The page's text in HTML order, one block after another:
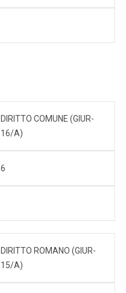
DIRITTO COMUNE (GIUR-
16/A)
6
DIRITTO ROMANO (GIUR-
15/A)